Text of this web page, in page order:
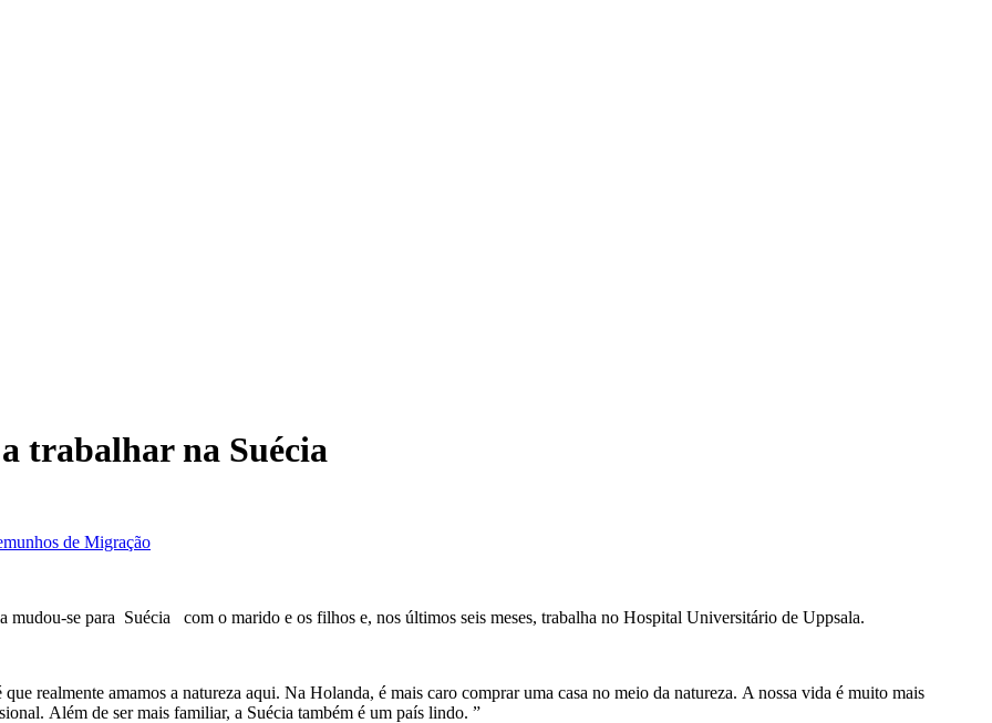
trabalhar na Suécia
de Migração
mudou-se para Suécia com o marido e os filhos e, nos últimos seis meses, trabalha no Hospital Universitário de Uppsala.
realmente amamos a natureza aqui. Na Holanda, é mais caro comprar uma casa no meio da natureza. A nossa vida é muito mais
Além de ser mais familiar, a Suécia também é um país lindo. ”